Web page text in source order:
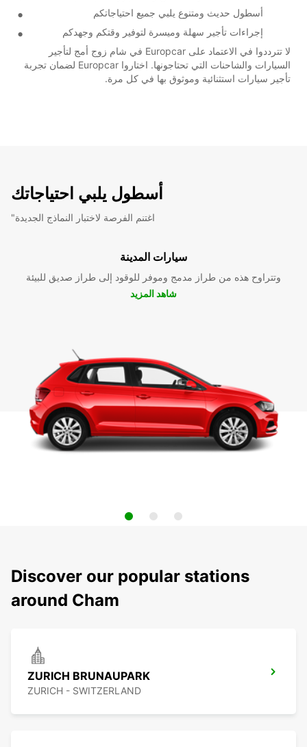
أسطول حديث ومتنوع يلبي جميع احتياجاتكم
إجراءات تأجير سهلة وميسرة لتوفير وقتكم وجهدكم
لا تترددوا في الاعتماد على Europcar في شام زوج أمج لتأجير
السيارات والشاحنات التي تحتاجونها. اختاروا Europcar لضمان تجربة
تأجير سيارات استثنائية وموثوق بها في كل مرة.
أسطول يلبي احتياجاتك
"اغتنم الفرصة لاختبار النماذج الجديدة
سيارات المدينة
وتتراوح هذه من طراز مدمج وموفر للوقود إلى طراز صديق للبيئة
شاهد المزيد
Discover our popular stations
around Cham
ZURICH BRUNAUPARK
ZURICH - SWITZERLAND